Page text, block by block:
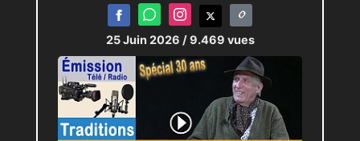
Une candidature hors partis,
mais pas hors système
Se présenter « sans
étiquette » ne signifie pas
25 Juin 2026 / 9.469 vues